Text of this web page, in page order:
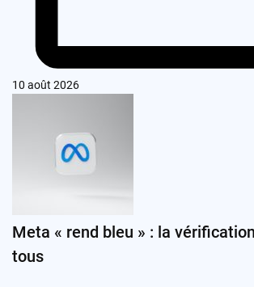
10 août 2026
Meta « rend bleu » : la
tous